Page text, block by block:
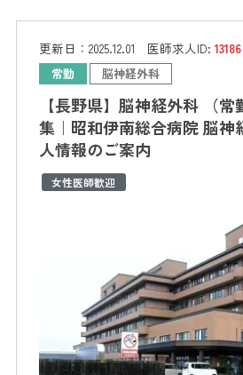
更新日： 2025.12.01 医師求人ID:13186
常勤 脳神経外科
【長野県】脳神経外科 （
集｜昭和伊南総合病院 脳神
人情報のご案内
女性医師歓迎